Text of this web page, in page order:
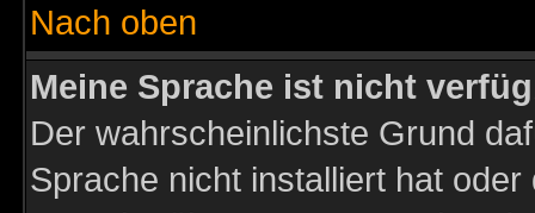
Nach oben
Meine Sprache ist nicht
Der wahrscheinlichste Grund
Sprache nicht installiert hat